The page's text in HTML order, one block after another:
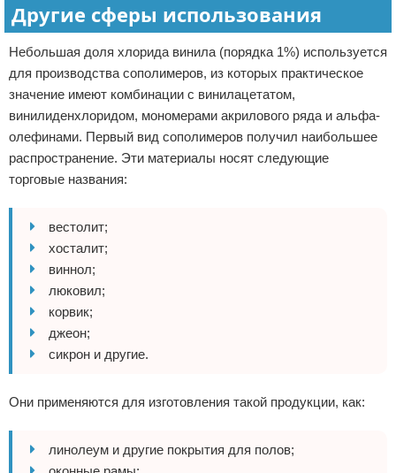
Другие сферы использования
Небольшая доля хлорида винила (порядка 1%) используется
для производства сополимеров, из которых практическое
значение имеют комбинации с винилацетатом,
винилиденхлоридом, мономерами акрилового ряда и альфа-
олефинами. Первый вид сополимеров получил наибольшее
распространение. Эти материалы носят следующие
торговые названия:
вестолит;
хосталит;
виннол;
люковил;
корвик;
джеон;
сикрон и другие.
Они применяются для изготовления такой продукции, как:
линолеум и другие покрытия для полов;